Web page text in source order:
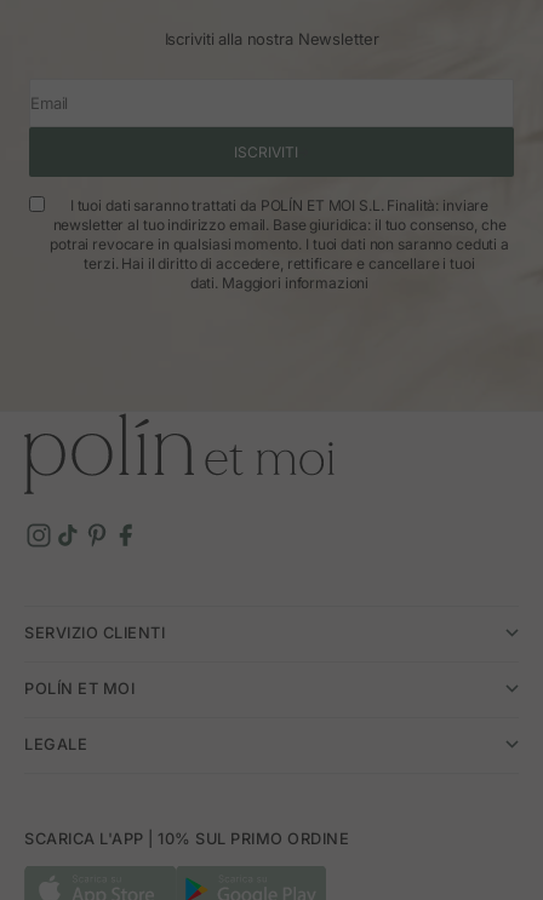
Iscriviti alla nostra Newsletter
Email
ISCRIVITI
I tuoi dati saranno trattati da POLÍN ET MOI S.L. Finalità: inviare
newsletter al tuo indirizzo email. Base giuridica: il tuo consenso, che
potrai revocare in qualsiasi momento. I tuoi dati non saranno ceduti a
terzi. Hai il diritto di accedere, rettificare e cancellare i tuoi
dati. Maggiori informazioni
SERVIZIO CLIENTI
POLÍN ET MOI
LEGALE
SCARICA L'APP | 10% SUL PRIMO ORDINE